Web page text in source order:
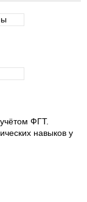
ФГТ.
навыков у